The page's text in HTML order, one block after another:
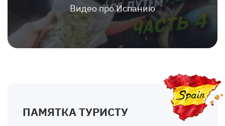
Видео про Испанию
ПАМЯТКА ТУРИСТУ